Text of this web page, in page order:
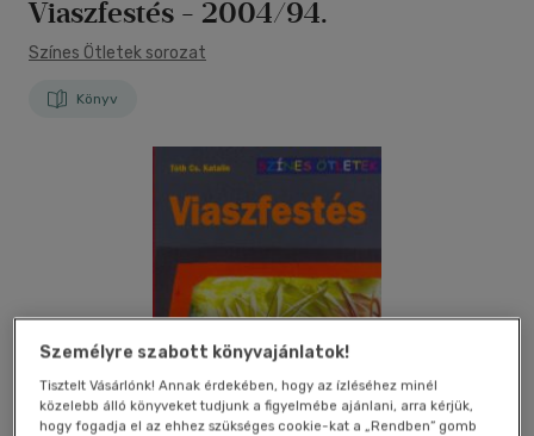
Viaszfestés - 2004/94.
Színes Ötletek sorozat
Könyv
Személyre szabott könyvajánlatok!
Tisztelt Vásárlónk! Annak érdekében, hogy az ízléséhez minél
közelebb álló könyveket tudjunk a figyelmébe ajánlani, arra kérjük,
hogy fogadja el az ehhez szükséges cookie-kat a „Rendben” gomb